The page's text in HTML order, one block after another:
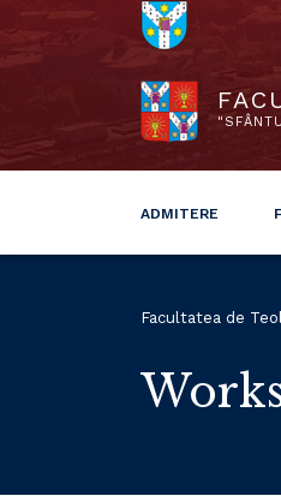
ADMITERE
Facultatea de